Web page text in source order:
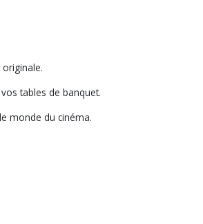
tables de banquet.
monde du cinéma.